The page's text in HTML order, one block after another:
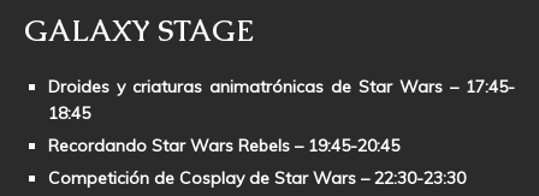
GALAXY STAGE
Droides y criaturas animatrónicas de Star Wars – 17:45-
18:45
Recordando Star Wars Rebels – 19:45-20:45
Competición de Cosplay de Star Wars – 22:30-23:30